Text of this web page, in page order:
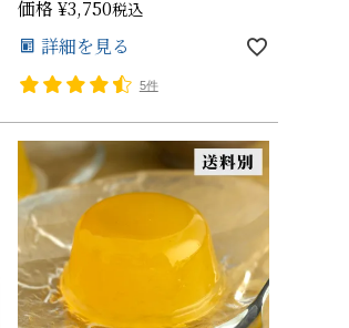
価格 ¥3,750税込
詳細を見る
5件